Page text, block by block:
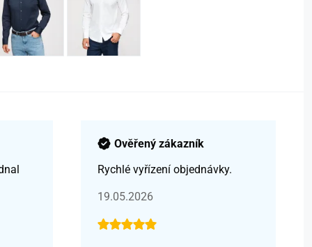
Ověřený zákazník
Rychlé vyřízení objednávky.
19.05.2026